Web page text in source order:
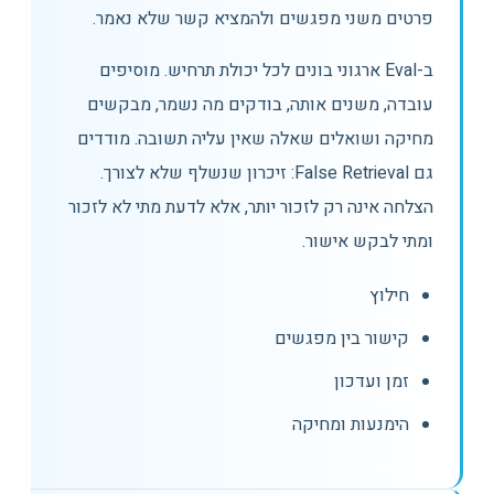
פרטים משני מפגשים ולהמציא קשר שלא נאמר.
ב-Eval ארגוני בונים לכל יכולת תרחיש. מוסיפים
עובדה, משנים אותה, בודקים מה נשמר, מבקשים
מחיקה ושואלים שאלה שאין עליה תשובה. מודדים
גם False Retrieval: זיכרון שנשלף שלא לצורך.
הצלחה אינה רק לזכור יותר, אלא לדעת מתי לא לזכור
ומתי לבקש אישור.
חילוץ
קישור בין מפגשים
זמן ועדכון
הימנעות ומחיקה